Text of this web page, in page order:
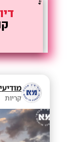
קריות